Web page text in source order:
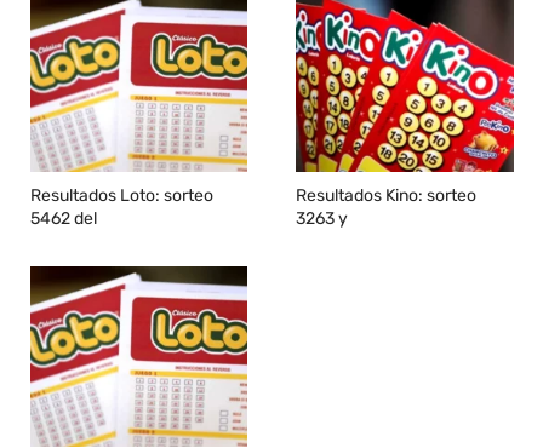
Resultados Loto: sorteo
5462 del
Resultados Kino: sorteo
3263 y